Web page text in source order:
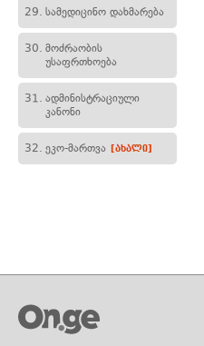
29. სამედიცინო დახმარება
30. მოძრაობის
უსაფრთხოება
31. ადმინისტრაციული
კანონი
32. ეკო-მართვა [ახალი]